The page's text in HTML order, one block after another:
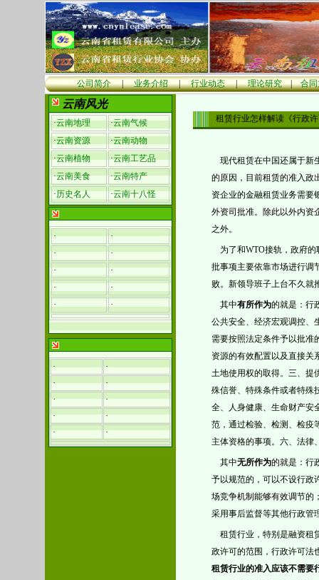
公司简介|业务介绍|行业动态|理论研究|合
云南风光
·云南地理 ·云南气候
·云南资源 ·云南动物
·云南植物 ·云南工艺品
·云南美食 ·云南特产
·历史名人 ·云南十八怪
·
·
·
·
·
·
·
·
·
·
·
·
·
·
·
·
·
·
·
·
租赁行业怎样解读《行政
现代租赁在中国还属于新
的原因，目前租赁的准入政
资企业的金融租赁业务需要
外资司批准。除此以外内资
之外。
为了和WTO接轨，政府的
批事项主要依靠市场进行调
败。新领导班子上台不久就
其中有所作为的就是：行
公共安全、经济宏观调控、
需要按照法定条件予以批准
资源的有效配置以及直接关
土地使用权的取得。三、提
殊信誉、特殊条件或者特殊
全、人身健康、生命财产安
范，通过检验、检测、检疫
主体资格的事项。六、法律
其中无所作为的就是：行
予以规范的，可以不设行政
场竞争机制能够有效调节的
采用事后监督等其他行政管
租赁行业，特别是融资租
政许可的范围，行政许可法
租赁行业的准入应该不需要